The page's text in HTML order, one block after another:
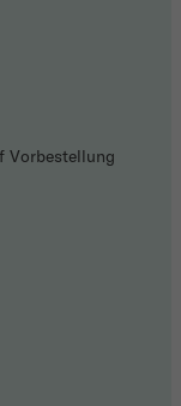
Vorbestellung